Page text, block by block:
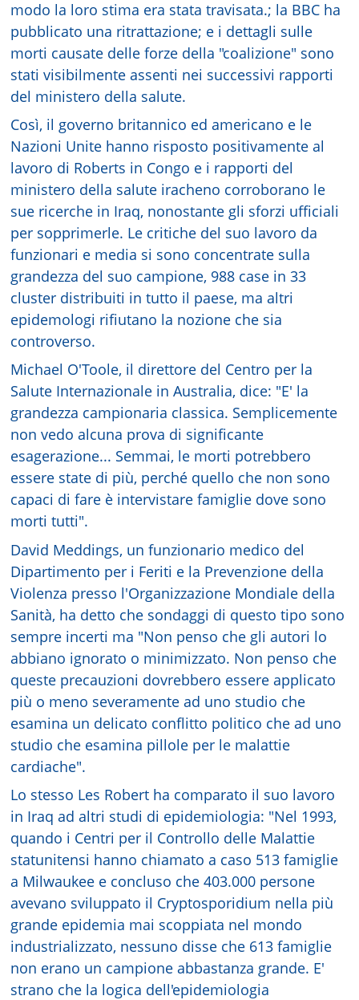
modo la loro stima era stata travisata.; la BBC ha
pubblicato una ritrattazione; e i dettagli sulle
morti causate delle forze della "coalizione" sono
stati visibilmente assenti nei successivi rapporti
del ministero della salute.
Così, il governo britannico ed americano e le
Nazioni Unite hanno risposto positivamente al
lavoro di Roberts in Congo e i rapporti del
ministero della salute iracheno corroborano le
sue ricerche in Iraq, nonostante gli sforzi ufficiali
per sopprimerle. Le critiche del suo lavoro da
funzionari e media si sono concentrate sulla
grandezza del suo campione, 988 case in 33
cluster distribuiti in tutto il paese, ma altri
epidemologi rifiutano la nozione che sia
controverso.
Michael O'Toole, il direttore del Centro per la
Salute Internazionale in Australia, dice: "E' la
grandezza campionaria classica. Semplicemente
non vedo alcuna prova di significante
esagerazione... Semmai, le morti potrebbero
essere state di più, perché quello che non sono
capaci di fare è intervistare famiglie dove sono
morti tutti".
David Meddings, un funzionario medico del
Dipartimento per i Feriti e la Prevenzione della
Violenza presso l'Organizzazione Mondiale della
Sanità, ha detto che sondaggi di questo tipo sono
sempre incerti ma "Non penso che gli autori lo
abbiano ignorato o minimizzato. Non penso che
queste precauzioni dovrebbero essere applicato
più o meno severamente ad uno studio che
esamina un delicato conflitto politico che ad uno
studio che esamina pillole per le malattie
cardiache".
Lo stesso Les Robert ha comparato il suo lavoro
in Iraq ad altri studi di epidemiologia: "Nel 1993,
quando i Centri per il Controllo delle Malattie
statunitensi hanno chiamato a caso 513 famiglie
a Milwaukee e concluso che 403.000 persone
avevano sviluppato il Cryptosporidium nella più
grande epidemia mai scoppiata nel mondo
industrializzato, nessuno disse che 613 famiglie
non erano un campione abbastanza grande. E'
strano che la logica dell'epidemiologia